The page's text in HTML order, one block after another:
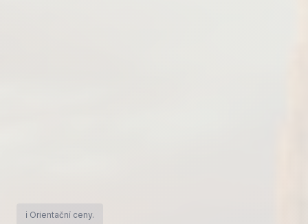
ℹ️ Orientační ceny.